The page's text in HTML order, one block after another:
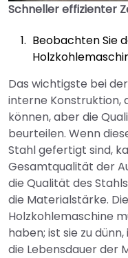
Schneller effizienter
Beobachten Sie
Das wichtigste bei
interne Konstruktion,
können, aber die
beurteilen. Wenn
Stahl gefertigt sind,
Gesamtqualität der
die Qualität des
die Materialstärke.
Holzkohlemaschine
haben; ist sie zu
die Lebensdauer der